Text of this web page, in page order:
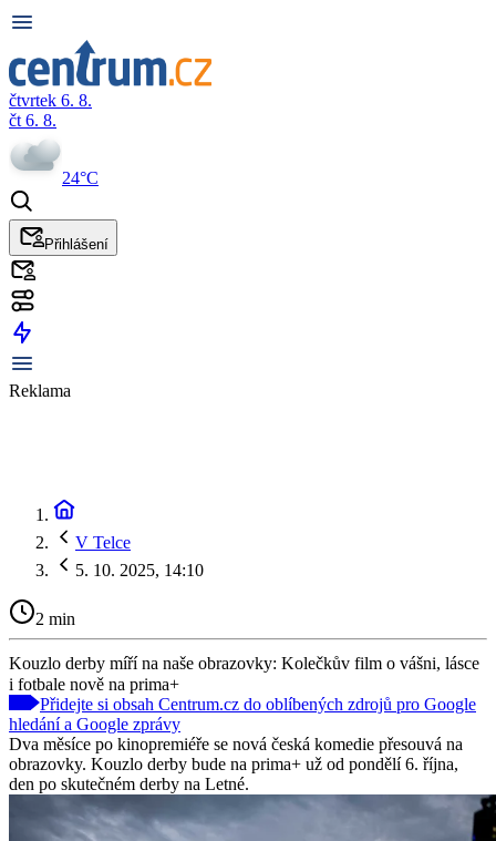
čtvrtek 6. 8.
čt 6. 8.
24°C
Přihlášení
Reklama
V Telce
5. 10. 2025, 14:10
2 min
Kouzlo derby míří na naše obrazovky: Kolečkův film o vášni, lásce
i fotbale nově na prima+
Přidejte si obsah Centrum.cz do oblíbených zdrojů pro Google
hledání a Google zprávy
Dva měsíce po kinopremiéře se nová česká komedie přesouvá na
obrazovky. Kouzlo derby bude na prima+ už od pondělí 6. října,
den po skutečném derby na Letné.